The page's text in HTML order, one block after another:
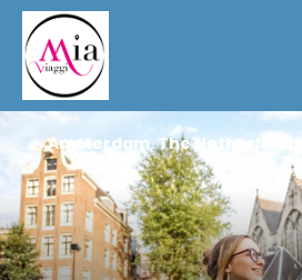
Amsterdam, The Netherlands